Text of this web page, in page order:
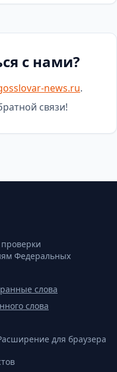
с нами?
news.ru.
связи!
Федеральных
слова
слова
для браузера